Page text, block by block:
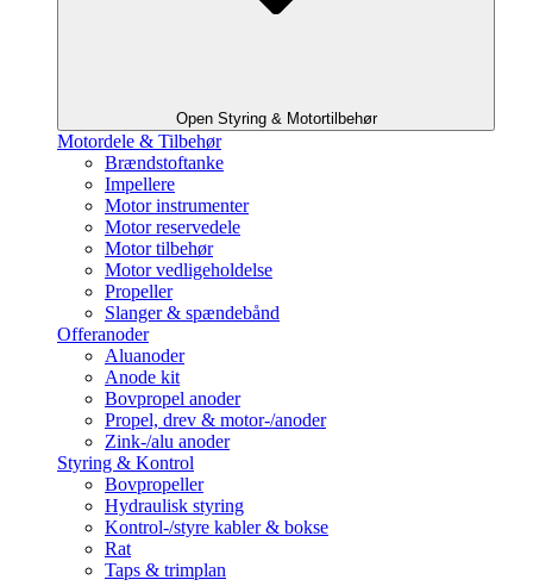
Open Styring & Motortilbehør
Motordele & Tilbehør
Brændstoftanke
Impellere
Motor instrumenter
Motor reservedele
Motor tilbehør
Motor vedligeholdelse
Propeller
Slanger & spændebånd
Offeranoder
Aluanoder
Anode kit
Bovpropel anoder
Propel, drev & motor-/anoder
Zink-/alu anoder
Styring & Kontrol
Bovpropeller
Hydraulisk styring
Kontrol-/styre kabler & bokse
Rat
Taps & trimplan